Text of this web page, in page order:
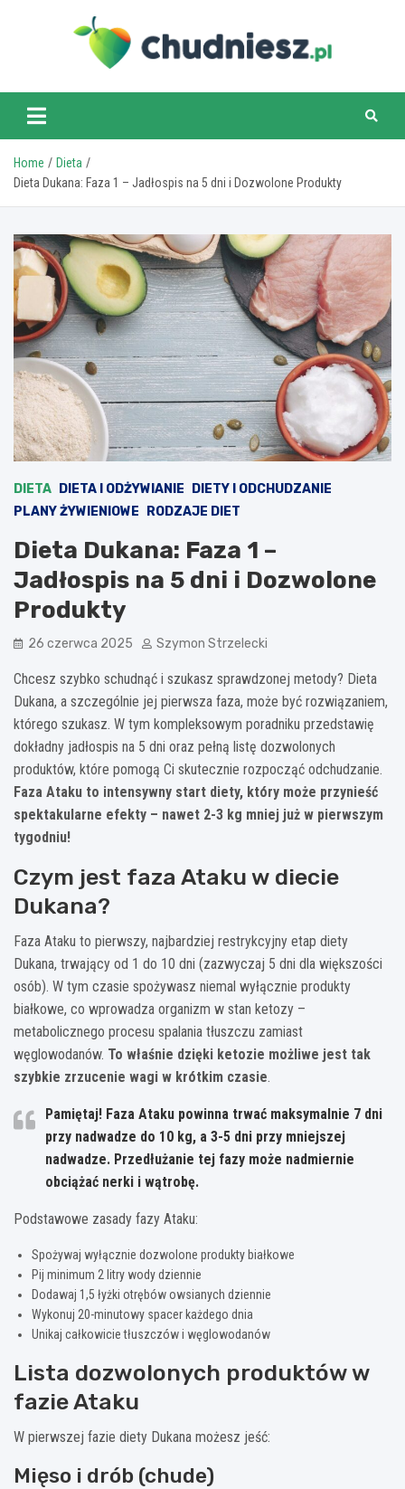
chudniesz.pl
Home
Dieta
Dieta Dukana: Faza 1 – Jadłospis na 5 dni i Dozwolone Produkty
DIETA DIETA I ODŻYWIANIE
DIETY I ODCHUDZANIE
PLANY ŻYWIENIOWE
RODZAJE DIET
Dieta Dukana: Faza 1 –
Jadłospis na 5 dni i Dozwolone
Produkty
26 czerwca 2025 Szymon Strzelecki
Chcesz szybko schudnąć i szukasz sprawdzonej metody? Dieta
Dukana, a szczególnie jej pierwsza faza, może być rozwiązaniem,
którego szukasz. W tym kompleksowym poradniku przedstawię
dokładny jadłospis na 5 dni oraz pełną listę dozwolonych
produktów, które pomogą Ci skutecznie rozpocząć odchudzanie.
Faza Ataku to intensywny start diety, który może przynieść
spektakularne efekty – nawet 2-3 kg mniej już w pierwszym
tygodniu!
Czym jest faza Ataku w diecie
Dukana?
Faza Ataku to pierwszy, najbardziej restrykcyjny etap diety
Dukana, trwający od 1 do 10 dni (zazwyczaj 5 dni dla większości
osób). W tym czasie spożywasz niemal wyłącznie produkty
białkowe, co wprowadza organizm w stan ketozy –
metabolicznego procesu spalania tłuszczu zamiast
węglowodanów. To właśnie dzięki ketozie możliwe jest tak
szybkie zrzucenie wagi w krótkim czasie.
Pamiętaj! Faza Ataku powinna trwać maksymalnie 7 dni
przy nadwadze do 10 kg, a 3-5 dni przy mniejszej
nadwadze. Przedłużanie tej fazy może nadmiernie
obciążać nerki i wątrobę.
Podstawowe zasady fazy Ataku:
Spożywaj wyłącznie dozwolone produkty białkowe
Pij minimum 2 litry wody dziennie
Dodawaj 1,5 łyżki otrębów owsianych dziennie
Wykonuj 20-minutowy spacer każdego dnia
Unikaj całkowicie tłuszczów i węglowodanów
Lista dozwolonych produktów w
fazie Ataku
W pierwszej fazie diety Dukana możesz jeść:
Mięso i drób (chude)